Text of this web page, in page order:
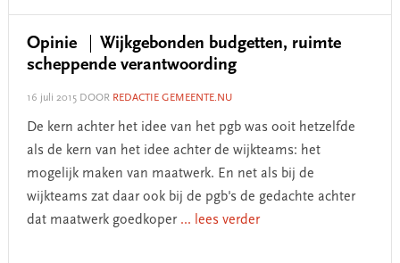
Opinie
Wijkgebonden budgetten, ruimte
scheppende verantwoording
16 juli 2015DOOR REDACTIE GEMEENTE.NU
De kern achter het idee van het pgb was ooit hetzelfde
als de kern van het idee achter de wijkteams: het
mogelijk maken van maatwerk. En net als bij de
wijkteams zat daar ook bij de pgb's de gedachte achter
dat maatwerk goedkoper ... lees verder